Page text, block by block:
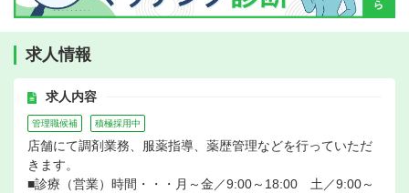
求人情報
求人内容
管理職候補 積極採用中
店舗にて調剤業務、服薬指導、薬歴管理などを行っていただ
きます。
■診療（営業）時間・・・月～金／9:00～18:00 土／9:00～